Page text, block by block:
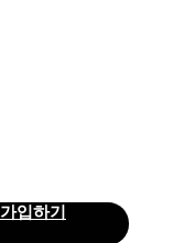
가입하기